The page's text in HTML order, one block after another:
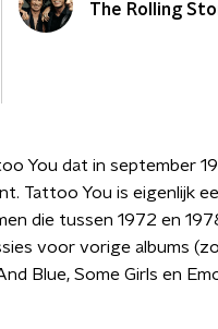
The Rolling
You dat in september
Tattoo You is eigenlijk
die tussen 1972 en
voor vorige albums
Blue, Some Girls en